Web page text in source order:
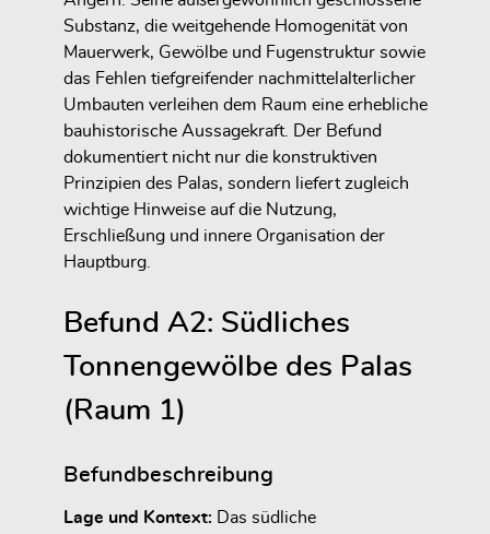
Substanz, die weitgehende Homogenität von
Mauerwerk, Gewölbe und Fugenstruktur sowie
das Fehlen tiefgreifender nachmittelalterlicher
Umbauten verleihen dem Raum eine erhebliche
bauhistorische Aussagekraft. Der Befund
dokumentiert nicht nur die konstruktiven
Prinzipien des Palas, sondern liefert zugleich
wichtige Hinweise auf die Nutzung,
Erschließung und innere Organisation der
Hauptburg.
Befund A2: Südliches
Tonnengewölbe des Palas
(Raum 1)
Befundbeschreibung
Lage und Kontext: Das südliche